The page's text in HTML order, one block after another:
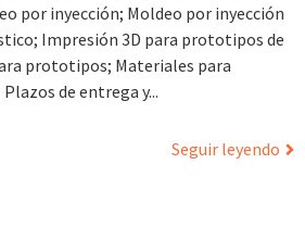
por inyección; Moldeo por inyección
Impresión 3D para prototipos de
prototipos; Materiales para
de entrega y...
Seguir leyendo